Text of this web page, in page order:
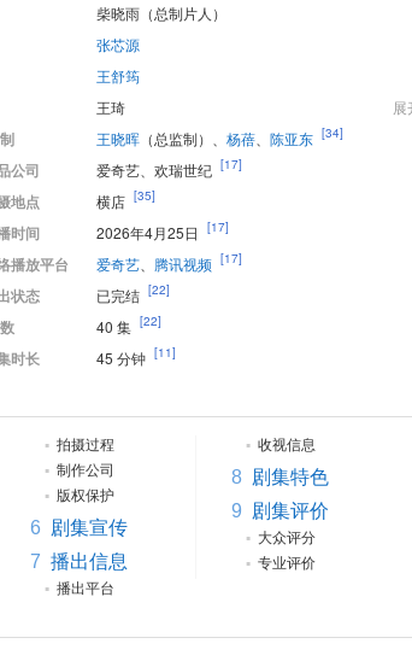
柴晓雨 （总制片人）
张芯源
王舒筠
王琦
展
王晓晖 （总监制）、 杨蓓 陈亚东 [34]
公司 爱奇艺、欢瑞世纪 [17]
地点 横店 [35]
时间 2026年4月25日 [17]
播放平台 爱奇艺 腾讯视频 [17]
状态 已完结 [22]
40 集 [22]
时长 45 分钟 [11]
▪ 拍摄过程
▪ 制作公司
▪ 版权保护
6 剧集宣传
7 播出信息
▪ 播出平台
▪ 收视信息
8 剧集特色
9 剧集评价
▪ 大众评分
▪ 专业评价